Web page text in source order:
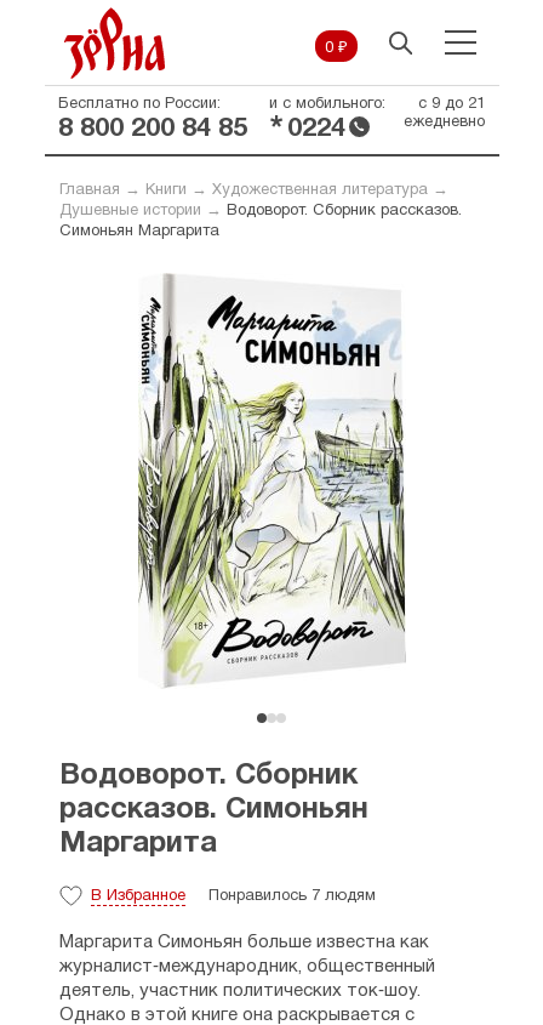
0 ₽
Бесплатно по России:
8 800 200 84 85
и с мобильного:
* 0224
с 9 до 21
ежедневно
Главная → Книги → Художественная литература→
Душевные истории →
Водоворот. Сборник рассказов.
Симоньян Маргарита
Водоворот. Сборник
рассказов. Симоньян
Маргарита
В Избранное Понравилось 7 людям
Маргарита Симоньян больше известна как
журналист‑международник, общественный
деятель, участник политических ток‑шоу.
Однако в этой книге она раскрывается с